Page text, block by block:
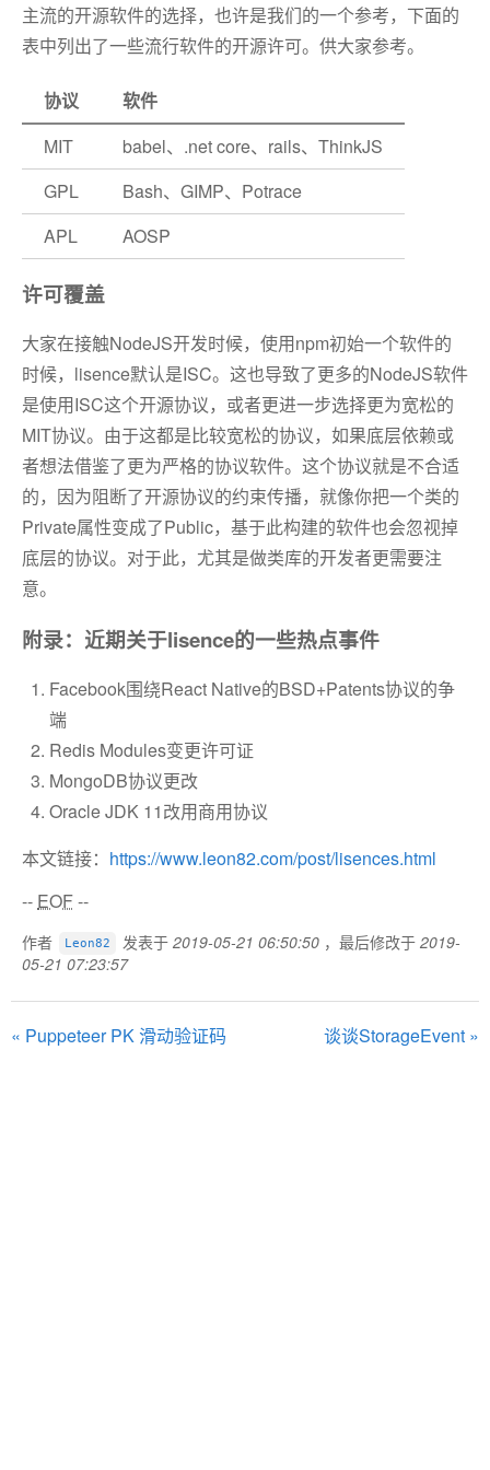
主流的开源软件的选择，也许是我们的一个参考，下面的
表中列出了一些流行软件的开源许可。供大家参考。
协议
软件
MIT
babel、.net core、rails、ThinkJS
GPL
Bash、GIMP、Potrace
APL
AOSP
许可覆盖
大家在接触NodeJS开发时候，使用npm初始一个软件的
时候，lisence默认是ISC。这也导致了更多的NodeJS软件
是使用ISC这个开源协议，或者更进一步选择更为宽松的
MIT协议。由于这都是比较宽松的协议，如果底层依赖或
者想法借鉴了更为严格的协议软件。这个协议就是不合适
的，因为阻断了开源协议的约束传播，就像你把一个类的
Private属性变成了Public，基于此构建的软件也会忽视掉
底层的协议。对于此，尤其是做类库的开发者更需要注
意。
附录：近期关于lisence的一些热点事件
Facebook围绕React Native的BSD+Patents协议的争
端
Redis Modules变更许可证
MongoDB协议更改
Oracle JDK 11改用商用协议
本文链接： https://www.leon82.com/post/lisences.html
-- EOF--
作者 Leon82 发表于 2019-05-21 06:50:50 ，最后修改于 2019-
05-21 07:23:57
« Puppeteer PK 滑动验证码 谈谈StorageEvent »